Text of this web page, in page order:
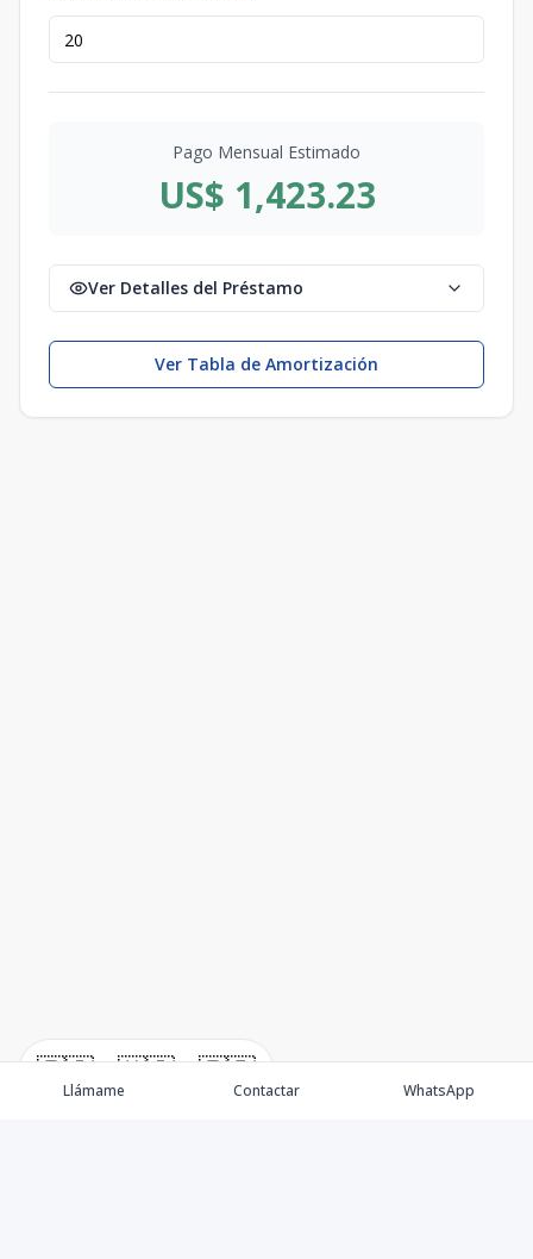
🇪🇸 🇺🇸 🇫🇷
Pago Mensual Estimado
US$ 1,423.23
Ver Detalles del Préstamo
Ver Tabla de Amortización
Llámame Contactar WhatsApp